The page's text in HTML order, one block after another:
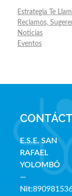
Estrategia Te
Reclamos,
Noticias
Eventos
E.S.E. SAN
RAFAEL
YOLOMBÓ
—
Nit: